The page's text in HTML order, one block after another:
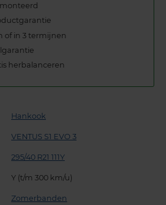
of in 3 termijnen
herbalanceren
Hankook
VENTUS S1 EVO 3
295/40 R21 111Y
Y (t/m 300 km/u)
Zomerbanden